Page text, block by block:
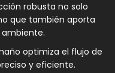
robusta no solo
que también aporta
optimiza el flujo de
y eficiente.